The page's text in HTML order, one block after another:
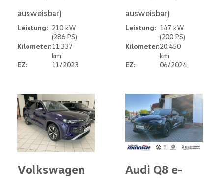
ausweisbar)
Leistung: 210 kW
(286 PS)
Kilometer:11.337
km
EZ:
11/2023
ausweisbar)
Leistung: 147 kW
(200 PS)
Kilometer:20.450
km
EZ:
06/2024
Volkswagen
Audi Q8 e-